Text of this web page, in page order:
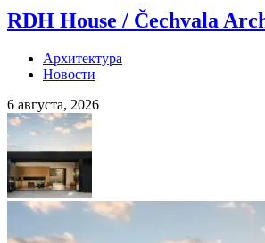
RDH House / Čechvala
Архитектура
Новости
6 августа, 2026